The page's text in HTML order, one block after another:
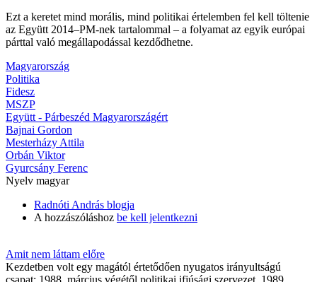
Ezt a keretet mind morális, mind politikai értelemben fel kell töltenie
az Együtt 2014–PM-nek tartalommal – a folyamat az egyik európai
párttal való megállapodással kezdődhetne.
Magyarország
Politika
Fidesz
MSZP
Együtt - Párbeszéd Magyarországért
Bajnai Gordon
Mesterházy Attila
Orbán Viktor
Gyurcsány Ferenc
Nyelv magyar
Radnóti András blogja
A hozzászóláshoz be kell jelentkezni
Amit nem láttam előre
Kezdetben volt egy magától értetődően nyugatos irányultságú